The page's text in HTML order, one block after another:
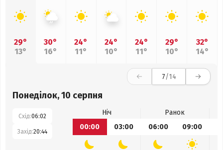
29°
13°
30°
16°
24°
11°
24°
10°
24°
11°
29°
10°
32°
14°
7/14
Понеділок, 10 серпня
Схід:06:02
Захід:20:44
Ніч
Ранок
00:00
03:00 06:00 09:00